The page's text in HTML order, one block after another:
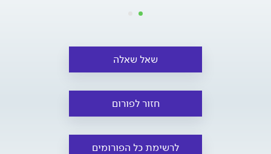
שאל שאלה
חזור לפורום
לרשימת כל הפורומים